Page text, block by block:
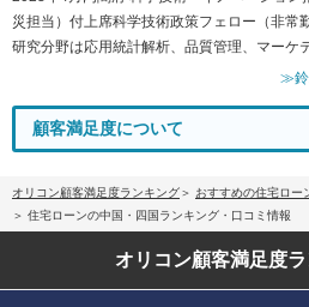
災担当）付上席科学技術政策フェロー（非常勤
研究分野は応用統計解析、品質管理、マーケ
≫鈴
顧客満足度について
オリコン顧客満足度ランキング おすすめの住宅ロー
住宅ローンの中国・四国ランキング・口コミ情報
オリコン顧客満足度